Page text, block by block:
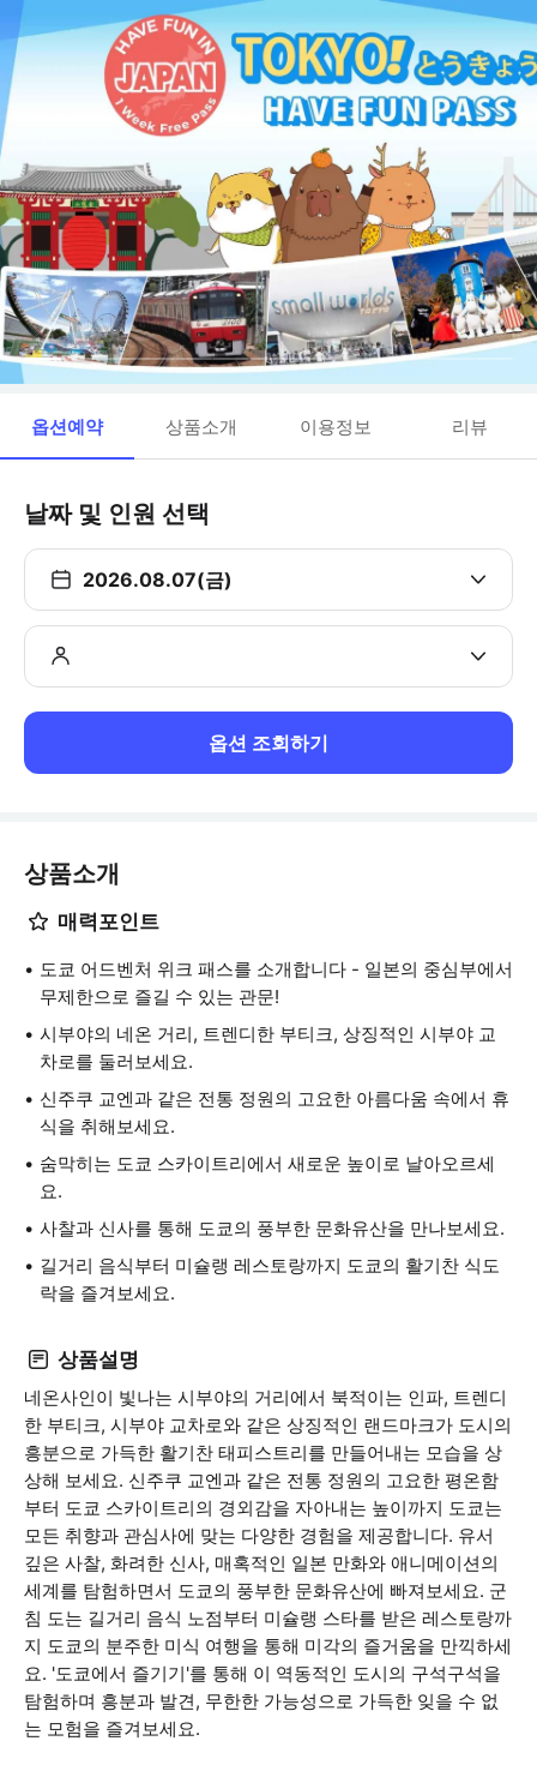
옵션예약 상품소개 이용정보 리뷰
날짜 및 인원 선택
2026.08.07(금)
옵션 조회하기
상품소개
매력포인트
도쿄 어드벤처 위크 패스를 소개합니다 - 일본의 중심부에서
무제한으로 즐길 수 있는 관문!
시부야의 네온 거리, 트렌디한 부티크, 상징적인 시부야 교
차로를 둘러보세요.
신주쿠 교엔과 같은 전통 정원의 고요한 아름다움 속에서 휴
식을 취해보세요.
숨막히는 도쿄 스카이트리에서 새로운 높이로 날아오르세
요.
사찰과 신사를 통해 도쿄의 풍부한 문화유산을 만나보세요.
길거리 음식부터 미슐랭 레스토랑까지 도쿄의 활기찬 식도
락을 즐겨보세요.
상품설명
네온사인이 빛나는 시부야의 거리에서 북적이는 인파, 트렌디
한 부티크, 시부야 교차로와 같은 상징적인 랜드마크가 도시의
흥분으로 가득한 활기찬 태피스트리를 만들어내는 모습을 상
상해 보세요. 신주쿠 교엔과 같은 전통 정원의 고요한 평온함
부터 도쿄 스카이트리의 경외감을 자아내는 높이까지 도쿄는
모든 취향과 관심사에 맞는 다양한 경험을 제공합니다. 유서
깊은 사찰, 화려한 신사, 매혹적인 일본 만화와 애니메이션의
세계를 탐험하면서 도쿄의 풍부한 문화유산에 빠져보세요. 군
침 도는 길거리 음식 노점부터 미슐랭 스타를 받은 레스토랑까
지 도쿄의 분주한 미식 여행을 통해 미각의 즐거움을 만끽하세
요. '도쿄에서 즐기기'를 통해 이 역동적인 도시의 구석구석을
탐험하며 흥분과 발견, 무한한 가능성으로 가득한 잊을 수 없
는 모험을 즐겨보세요.